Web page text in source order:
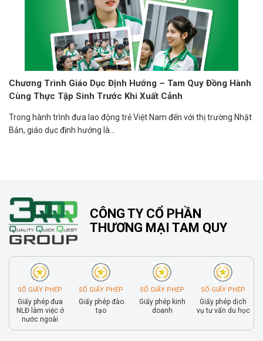
Chương Trình Giáo Dục Định Hướng – Tam Quy Đồng Hành
Cùng Thực Tập Sinh Trước Khi Xuất Cảnh
Trong hành trình đưa lao động trẻ Việt Nam đến với thị trường Nhật
Bản, giáo dục định hướng là...
CÔNG TY CỔ PHẦN
THƯƠNG MẠI TAM QUY
SỐ GIẤY PHÉP
Giấy phép đưa
NLĐ làm việc ở
nước ngoài
SỐ GIẤY PHÉP
Giấy phép đào
tạo
SỐ GIẤY PHÉP
Giấy phép kinh
doanh
SỐ GIẤY PHÉP
Giấy phép dịch
vụ tư vấn du học